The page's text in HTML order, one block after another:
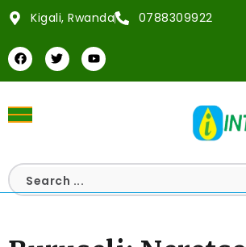
Kigali, Rwanda 0788309922